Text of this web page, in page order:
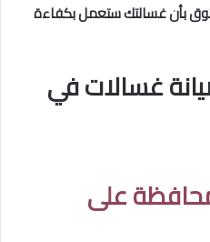
بأن غسالتك ستعمل بكفاءة
غسالات في
على